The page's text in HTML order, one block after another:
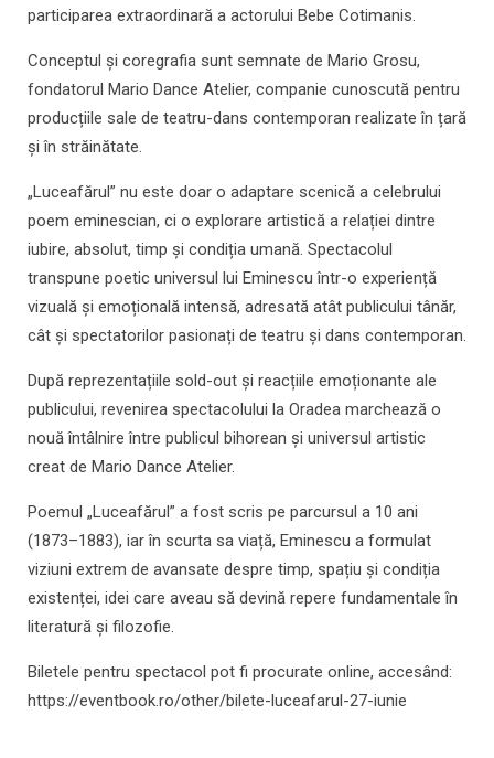
participarea extraordinară a actorului Bebe Cotimanis.
Conceptul și coregrafia sunt semnate de Mario Grosu,
fondatorul Mario Dance Atelier, companie cunoscută pentru
producțiile sale de teatru-dans contemporan realizate în țară
și în străinătate.
„Luceafărul” nu este doar o adaptare scenică a celebrului
poem eminescian, ci o explorare artistică a relației dintre
iubire, absolut, timp și condiția umană. Spectacolul
transpune poetic universul lui Eminescu într-o experiență
vizuală și emoțională intensă, adresată atât publicului tânăr,
cât și spectatorilor pasionați de teatru și dans contemporan.
După reprezentațiile sold-out și reacțiile emoționante ale
publicului, revenirea spectacolului la Oradea marchează o
nouă întâlnire între publicul bihorean și universul artistic
creat de Mario Dance Atelier.
Poemul „Luceafărul” a fost scris pe parcursul a 10 ani
(1873–1883), iar în scurta sa viață, Eminescu a formulat
viziuni extrem de avansate despre timp, spațiu și condiția
existenței, idei care aveau să devină repere fundamentale în
literatură și filozofie.
Biletele pentru spectacol pot fi procurate online, accesând:
https://eventbook.ro/other/bilete-luceafarul-27-iunie